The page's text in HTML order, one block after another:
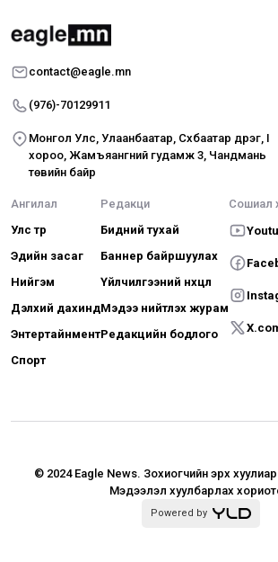
contact@eagle.mn
(976)-70129911
Монгол Улс, Улаанбаатар, Сүхбаатар дүүрэг, I
хороо, Жамъяангүний гудамж 3, Чандмань
төвийн байр
Ангилал
Улс төр
Эдийн засаг
Нийгэм
Дэлхий дахинд
Энтертайнмент
Спорт
Редакци
Бидний тухай
Баннер байршуулах
Үйлчилгээний нөхцөл
Мэдээ нийтлэх журам
Редакцийн бодлого
Сошиал
© 2024 Eagle News. Зохиогчийн эрх
Мэдээлэл хуулбарлах
Powered by